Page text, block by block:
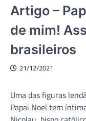
Artigo –
de mim!
brasileiros
21/12/2021
Uma das figuras
Papai Noel tem